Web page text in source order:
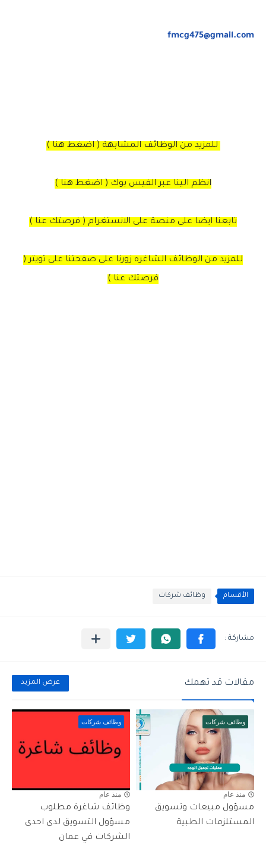
fmcg475@gmail.com
للمزيد من الوظائف المشابهة ( اضغط هنا )
انظم الينا عبر الفيس بوك ( اضغط هنا )
تابعنا ايضا على منصة على الانستغرام ( فرصتك عنا )
للمزيد من الوظائف الشاغره زورنا على صفحتنا على تويتر (
فرصتك عنا )
الأقسام وظائف شركات
مقالات قد تهمك عرض المزيد
وظائف شركات
منذ عام
مسؤول مبيعات وتسويق
المستلزمات الطبية
وظائف شركات
منذ عام
وظائف شاغرة مطلوب
مسؤول التسويق لدى احدى
الشركات في عمان